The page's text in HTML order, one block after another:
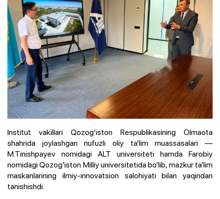
Institut vakillari Qozog‘iston Respublikasining Olmaota
shahrida joylashgan nufuzli oliy ta’lim muassasalari —
M.Tinishpayev nomidagi ALT universiteti hamda Farobiy
nomidagi Qozog‘iston Milliy universitetida bo‘lib, mazkur ta’lim
maskanlarining ilmiy-innovatsion salohiyati bilan yaqindan
tanishishdi.